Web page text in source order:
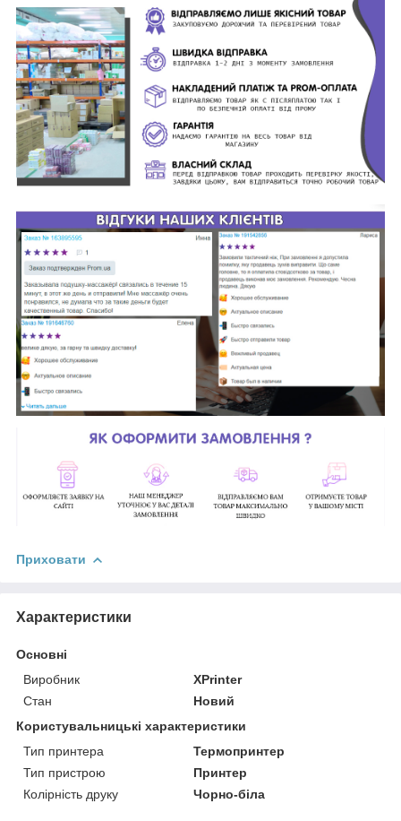
Приховати
Характеристики
Основні
Виробник
XPrinter
Стан
Новий
Користувальницькі характеристики
Тип принтера
Термопринтер
Тип пристрою
Принтер
Колірність друку
Чорно-біла